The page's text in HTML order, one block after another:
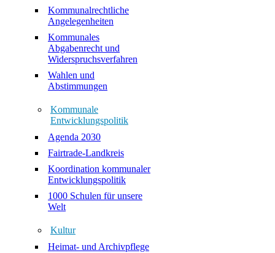
Kommunalrechtliche
Angelegenheiten
Kommunales
Abgabenrecht und
Widerspruchsverfahren
Wahlen und
Abstimmungen
Kommunale
Entwicklungspolitik
Agenda 2030
Fairtrade-Landkreis
Koordination kommunaler
Entwicklungspolitik
1000 Schulen für unsere
Welt
Kultur
Heimat- und Archivpflege